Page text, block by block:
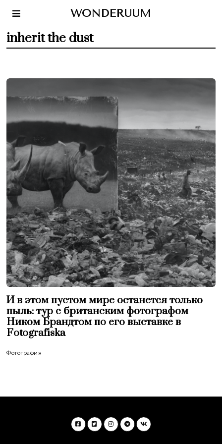
WONDERUUM
inherit the dust
И в этом пустом мире останется только
пыль: тур с британским фотографом
Ником Брандтом по его выставке в
Fotografiska
Фотография